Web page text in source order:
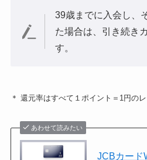
39歳までに入会し、
た場合は、引き続き
す。
＊ 還元率はすべて１ポイント＝1円の
あわせて読みたい
JCBカード